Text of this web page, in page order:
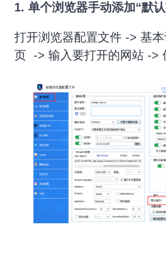
1. 单个浏览器手动添加“默认
打开浏览器配置文件 -> 基
页 -> 输入要打开的网站 ->